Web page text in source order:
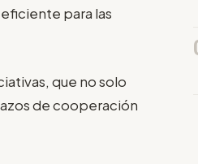
para las
que no solo
de cooperación